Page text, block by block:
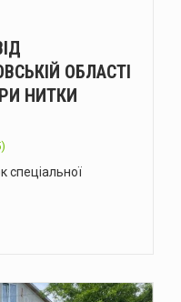
ОБЛАСТІ
НИТКИ
спеціальної